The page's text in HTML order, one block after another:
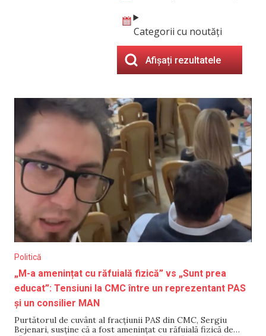
Categorii cu noutăți
Afișați rezultatele
Politică
„M-a amenințat cu răfuială fizică” vs „Sunt prea
educat”: Tensiuni la CMC între un reprezentant PAS
și un consilier MAN
Purtătorul de cuvânt al fracțiunii PAS din CMC, Sergiu
Bejenari, susține că a fost amenințat cu răfuială fizică de